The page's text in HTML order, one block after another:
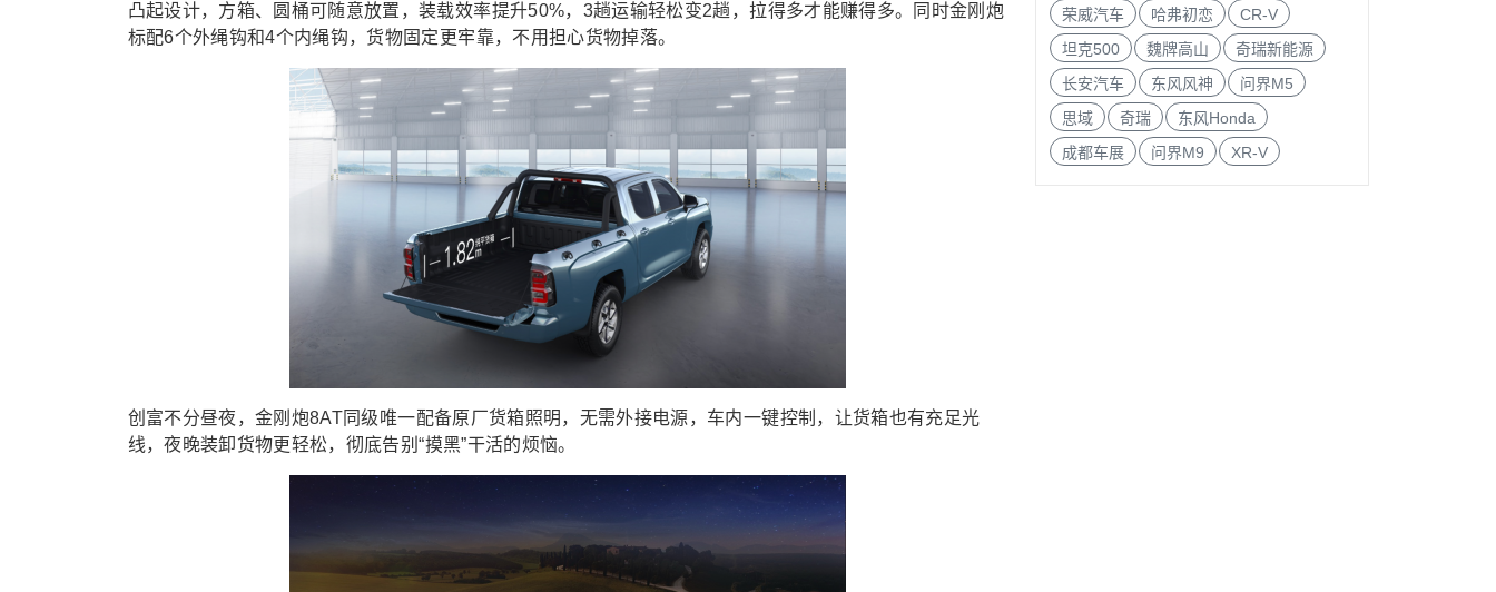
凸起设计，方箱、圆桶可随意放置，装载效率提升50%，3趟运输轻松变2趟，拉得多才能赚得多。同时金刚炮
标配6个外绳钩和4个内绳钩，货物固定更牢靠，不用担心货物掉落。
创富不分昼夜，金刚炮8AT同级唯一配备原厂货箱照明，无需外接电源，车内一键控制，让货箱也有充足光
线，夜 晚装卸货物更轻松，彻底告别“摸黑”干活的烦恼。
荣威汽车
哈弗初恋
CR-V
坦克500
魏牌高山
奇瑞新能源
长安汽车
东风风神
问界M5
思域
奇瑞
东风Honda
成都车展
问界M9 XR-V